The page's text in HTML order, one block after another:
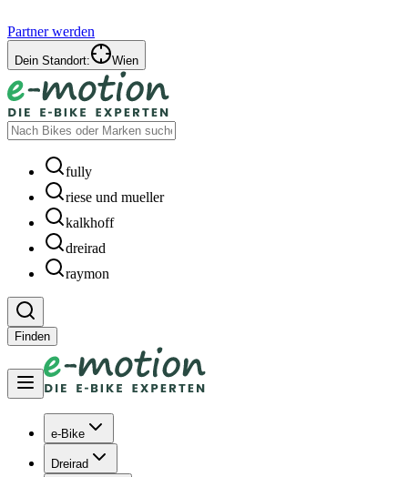
Partner werden
Dein Standort: Wien
fully
riese und mueller
kalkhoff
dreirad
raymon
Finden
e-Bike
Dreirad